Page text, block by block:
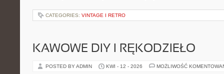
CATEGORIES: VINTAGE I RETRO
KAWOWE DIY I RĘKODZIEŁO
POSTED BY ADMIN KWI - 12 - 2026 MOŻLIWOŚĆ